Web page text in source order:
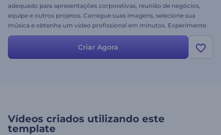
adequado para apresentações corporativas, reunião de negócios,
equipe e outros projetos. Carregue suas imagens, selecione sua
música e obtenha um vídeo profissional em minutos. Experimente
grátis e exiba seu trabalho com confiança!
Criar Agora
Vídeos criados utilizando este
template